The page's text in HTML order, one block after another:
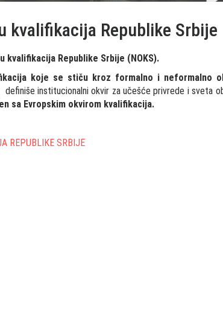
kvalifikacija Republike Srbije
kvalifikacija Republike Srbije (NOKS).
koje se stiču kroz formalno i neformalno
definiše institucionalni okvir za učešće privrede i sveta
sa Evropskim okvirom kvalifikacija.
REPUBLIKE SRBIJE